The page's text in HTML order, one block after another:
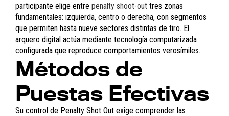
participante elige entre penalty shoot-out tres zonas
fundamentales: izquierda, centro o derecha, con segmentos
que permiten hasta nueve sectores distintas de tiro. El
arquero digital actúa mediante tecnología computarizada
configurada que reproduce comportamientos verosímiles.
Métodos de
Puestas Efectivas
Su control de Penalty Shot Out exige comprender las